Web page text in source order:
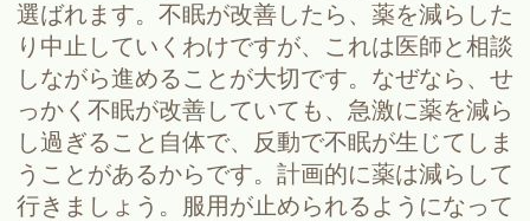
選ばれます。不眠が改善したら、薬を減らした
り中止していくわけですが、これは医師と相談
しながら進めることが大切です。なぜなら、せ
っかく不眠が改善していても、急激に薬を減ら
し過ぎること自体で、反動で不眠が生じてしま
うことがあるからです。計画的に薬は減らして
行きましょう。服用が止められるようになって